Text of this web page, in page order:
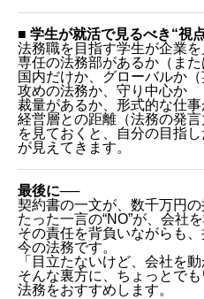
■ 学生が就活で見るべき“視
法務職を目指す学生が企業
専任の法務部があるか（また
国内だけか、グローバルか（
攻めの法務か、守り中心か
裁量があるか、形式的な仕
経営層との距離（法務の発言
を見ておくと、自分の目指
が見えてきます。
最後に──
契約書の一文が、数千万円の
たった一言の“NO”が、会社
その責任を背負いながらも
今の法務です。
「目立たないけど、会社を動
そんな裏方に、ちょっとで
法務をおすすめします。